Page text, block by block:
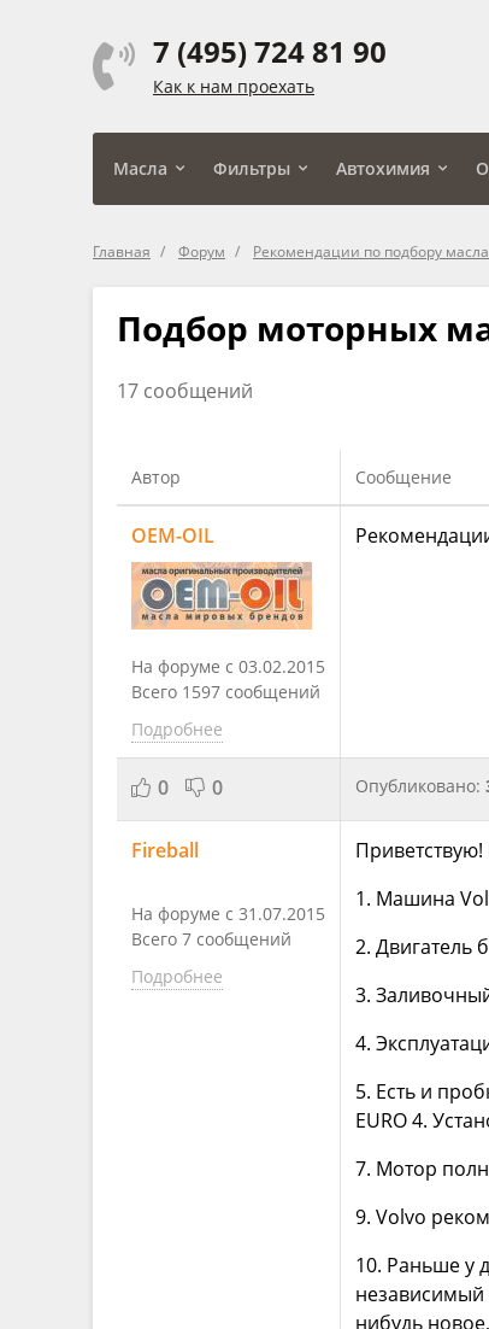
7 (495) 724 81 90
Как к нам проехать
Масла Фильтры Автохимия
Главная Форум Рекомендации по подбору масла
Подбор моторных
17 сообщений
Автор Сообщение
OEM-OIL
На форуме с 03.02.2015
Всего 1597 сообщений
Подробнее
0 0 Опубликовано:
Fireball
На форуме с 31.07.2015
Всего 7 сообщений
Подробнее
1. Машина
2. Двигатель
3.
4.
5. Есть и
EURO 4.
7. Мотор
9. Volvo
10. Раньше у
независимый
нибудь